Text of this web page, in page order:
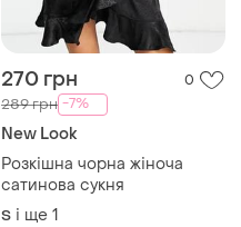
270 грн 0
289 грн -7%
New Look
Розкішна чорна жіноча
сатинова сукня
S і ще 1